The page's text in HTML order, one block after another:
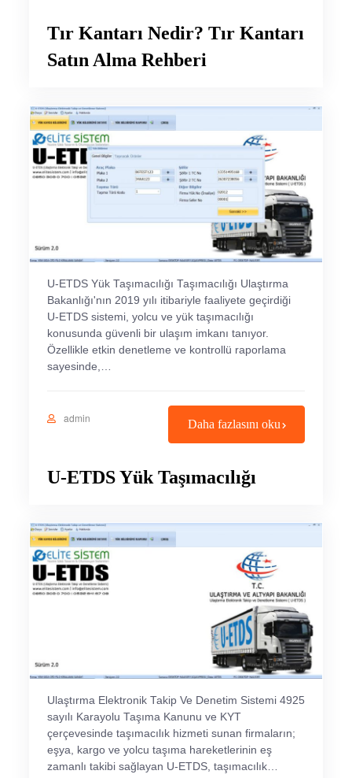
Tır Kantarı Nedir? Tır Kantarı
Satın Alma Rehberi
U-ETDS Yük Taşımacılığı Taşımacılığı Ulaştırma
Bakanlığı'nın 2019 yılı itibariyle faaliyete geçirdiği
U-ETDS sistemi, yolcu ve yük taşımacılığı
konusunda güvenli bir ulaşım imkanı tanıyor.
Özellikle etkin denetleme ve kontrollü raporlama
sayesinde,…
admin Daha fazlasını oku
U-ETDS Yük Taşımacılığı
Ulaştırma Elektronik Takip Ve Denetim Sistemi 4925
sayılı Karayolu Taşıma Kanunu ve KYT
çerçevesinde taşımacılık hizmeti sunan firmaların;
eşya, kargo ve yolcu taşıma hareketlerinin eş
zamanlı takibi sağlayan U-ETDS, taşımacılık…